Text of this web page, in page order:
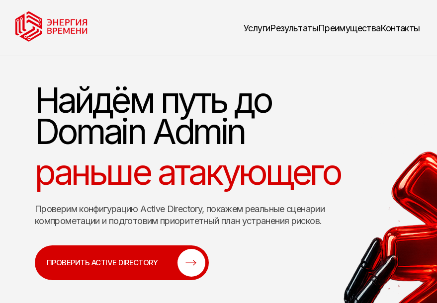
УслугиРезультатыПреимуществаКонтакты
Найдём путь до
Domain Admin
раньше атакующего
Проверим конфигурацию Active Directory, покажем реальные сценарии
компрометации и подготовим приоритетный план устранения рисков.
ПРОВЕРИТЬ ACTIVE DIRECTORY